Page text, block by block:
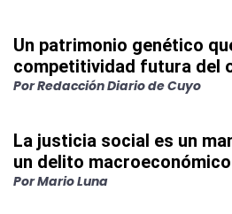
Un patrimonio genético
competitividad futura del
PorRedacción Diario de Cuyo
La justicia social es un
un delito macroeconómico
PorMario Luna